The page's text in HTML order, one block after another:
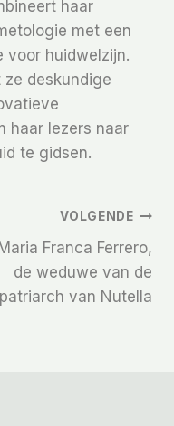
haar
met een
voor huidwelzijn.
ze deskundige
haar lezers naar
te gidsen.
VOLGENDE
Franca Ferrero,
de weduwe van de
patriarch van Nutella